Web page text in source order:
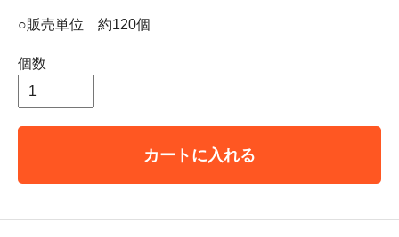
○販売単位 約120個
個数
カートに入れる